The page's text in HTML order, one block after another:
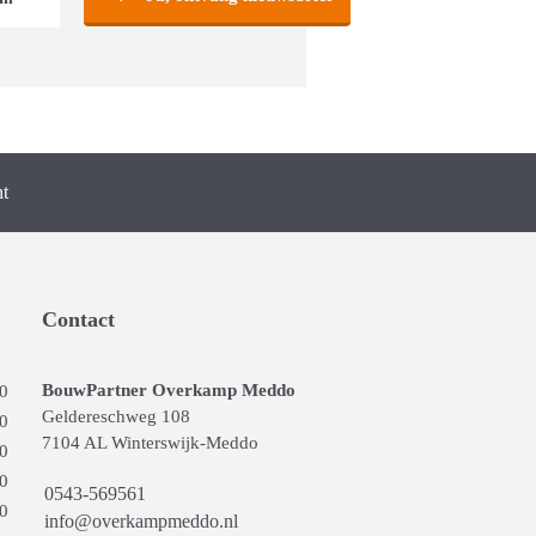
Contact
BouwPartner Overkamp Meddo
Geldereschweg 108
7104 AL Winterswijk-Meddo
0543-569561
info@overkampmeddo.nl